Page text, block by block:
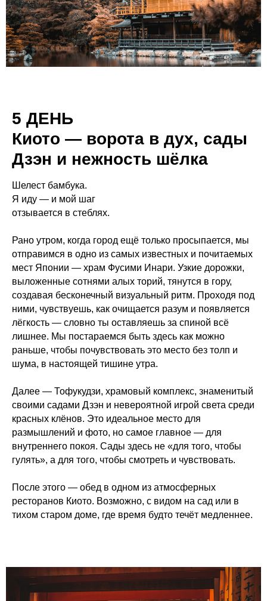
5 ДЕНЬ
Киото — ворота в дух, сады
Дзэн и нежность шёлка
Шелест бамбука.
Я иду — и мой шаг
отзывается в стеблях.
Рано утром, когда город ещё только просыпается, мы
отправимся в одно из самых известных и почитаемых
мест Японии — храм Фусими Инари. Узкие дорожки,
выложенные сотнями алых торий, тянутся в гору,
создавая бесконечный визуальный ритм. Проходя под
ними, чувствуешь, как очищается разум и появляется
лёгкость — словно ты оставляешь за спиной всё
лишнее. Мы постараемся быть здесь как можно
раньше, чтобы почувствовать это место без толп и
шума, в настоящей тишине утра.
Далее — Тофукудзи, храмовый комплекс, знаменитый
своими садами Дзэн и невероятной игрой света среди
красных клёнов. Это идеальное место для
размышлений и фото, но самое главное — для
внутреннего покоя. Сады здесь не «для того, чтобы
гулять», а для того, чтобы смотреть и чувствовать.
После этого — обед в одном из атмосферных
ресторанов Киото. Возможно, с видом на сад или в
тихом старом доме, где время будто течёт медленнее.